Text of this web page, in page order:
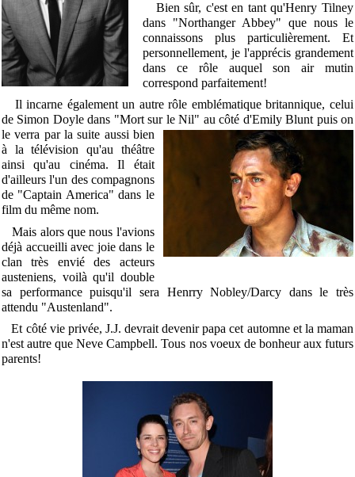
Bien sûr, c'est en tant qu'Henry Tilney
dans "Northanger Abbey" que nous le
connaissons plus particulièrement. Et
personnellement, je l'apprécis grandement
dans ce rôle auquel son air mutin
correspond parfaitement!
Il incarne également un autre rôle emblématique britannique, celui
de Simon Doyle dans "Mort sur le Nil" au côté d'Emily Blunt puis on
le verra par la suite aussi bien
à la télévision qu'au théâtre
ainsi qu'au cinéma. Il était
d'ailleurs l'un des compagnons
de "Captain America" dans le
film du même nom.
Mais alors que nous l'avions
déjà accueilli avec joie dans le
clan très envié des acteurs
austeniens, voilà qu'il double
sa performance puisqu'il sera Henrry Nobley/Darcy dans le très
attendu "Austenland".
Et côté vie privée, J.J. devrait devenir papa cet automne et la maman
n'est autre que Neve Campbell. Tous nos voeux de bonheur aux futurs
parents!